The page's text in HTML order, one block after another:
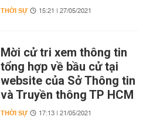
THỜI SỰ 15:21 | 27/05/2021
Mời cử tri xem thông tin
tổng hợp về bầu cử tại
website của Sở Thông tin
và Truyền thông TP HCM
THỜI SỰ 17:13 | 21/05/2021